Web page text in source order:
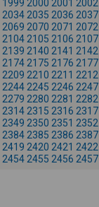
1999 2000 2001 2002
2034 2035 2036 2037
2069 2070 2071 2072
2104 2105 2106 2107
2139 2140 2141 2142
2174 2175 2176 2177
2209 2210 2211 2212
2244 2245 2246 2247
2279 2280 2281 2282
2314 2315 2316 2317
2349 2350 2351 2352
2384 2385 2386 2387
2419 2420 2421 2422
2454 2455 2456 2457